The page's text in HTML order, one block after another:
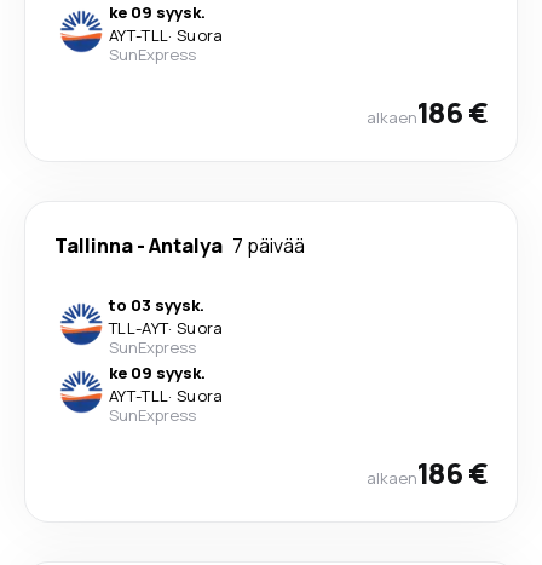
ke 09 syysk.
AYT-TLL· Suora
SunExpress
alkaen186 €
Tallinna-Antalya 7 päivää
to 03 syysk.
TLL-AYT· Suora
SunExpress
ke 09 syysk.
AYT-TLL· Suora
SunExpress
alkaen186 €